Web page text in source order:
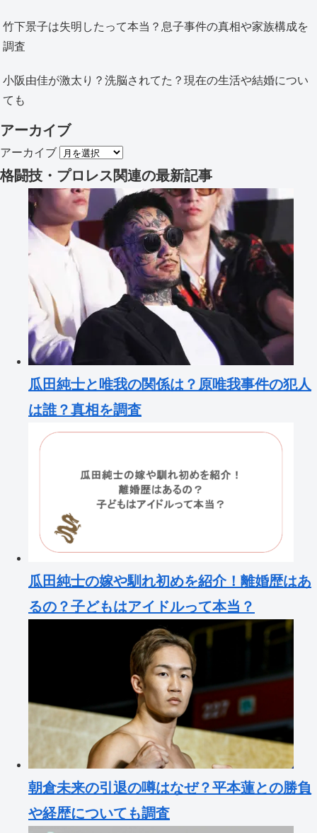
竹下景子は失明したって本当？息子事件の真相や家族構成を
調査
小阪由佳が激太り？洗脳されてた？現在の生活や結婚につい
ても
アーカイブ
アーカイブ
格闘技・プロレス関連の最新記事
瓜田純士と唯我の関係は？原唯我事件の犯人
は誰？真相を調査
瓜田純士の嫁や馴れ初めを紹介！離婚歴はあ
るの？子どもはアイドルって本当？
朝倉未来の引退の噂はなぜ？平本蓮との勝負
や経歴についても調査